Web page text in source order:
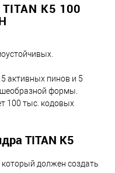
K5 100
активных пинов и 5
формы.
100 тыс. кодовых
TITAN K5
должен создать